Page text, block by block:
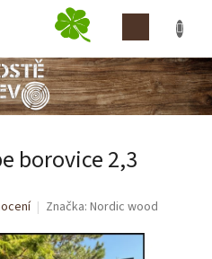
borovice 2,3
Značka: Nordic wood